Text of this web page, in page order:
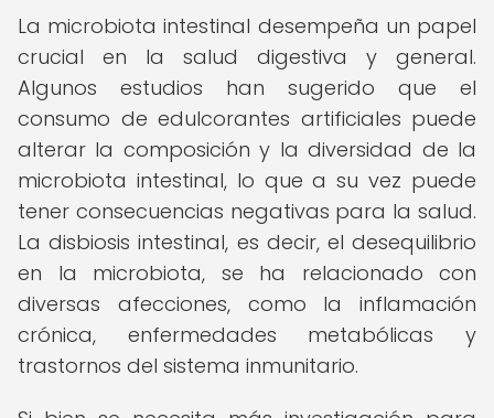
La microbiota intestinal desempeña un papel
crucial en la salud digestiva y general.
Algunos estudios han sugerido que el
consumo de edulcorantes artificiales puede
alterar la composición y la diversidad de la
microbiota intestinal, lo que a su vez puede
tener consecuencias negativas para la salud.
La disbiosis intestinal, es decir, el desequilibrio
en la microbiota, se ha relacionado con
diversas afecciones, como la inflamación
crónica, enfermedades metabólicas y
trastornos del sistema inmunitario.